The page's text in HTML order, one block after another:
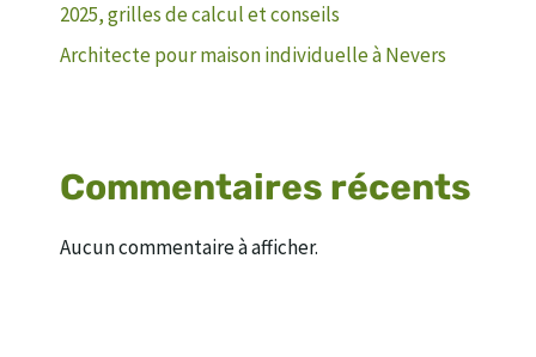
2025, grilles de calcul et conseils
Architecte pour maison individuelle à Nevers
Commentaires récents
Aucun commentaire à afficher.